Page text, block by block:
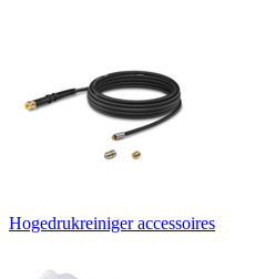
Hogedrukreiniger accessoires